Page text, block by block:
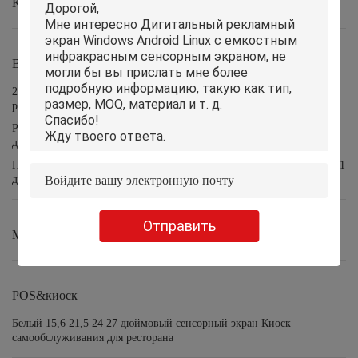
Отправить
Kids Tablet (Детский планшет)
Все в одном ПК
24 дюйма киоск Signage 32 цифров дюйма крытый для дисплея в
реальном маштабе времени студии потока
Рабочий стол все Ram I7 16GB в компьютерах одного ПК 23,8
дюйма 27 дюймов для школы офиса
Подгонянный рабочий стол все в одном Ram дюйма 16GB дюйма 21
дюйма 19 компьютеров 17 ПК
Мини ПК
POS&киоск
Белый 15,6 21,5 24 27 дюймовый сенсорный экран Киоск
самообслуживания для ресторана